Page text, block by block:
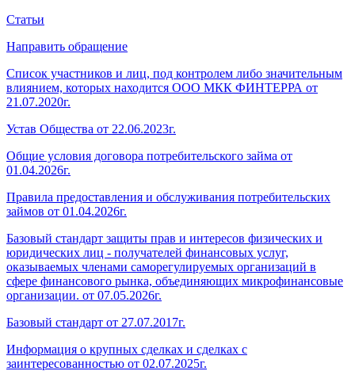
Статьи
Направить обращение
Список участников и лиц, под контролем либо значительным
влиянием, которых находится ООО МКК ФИНТЕРРА от
21.07.2020г.
Устав Общества от 22.06.2023г.
Общие условия договора потребительского займа от
01.04.2026г.
Правила предоставления и обслуживания потребительских
займов от 01.04.2026г.
Базовый стандарт защиты прав и интересов физических и
юридических лиц - получателей финансовых услуг,
оказываемых членами саморегулируемых организаций в
сфере финансового рынка, объединяющих микрофинансовые
организации. от 07.05.2026г.
Базовый стандарт от 27.07.2017г.
Информация о крупных сделках и сделках с
заинтересованностью от 02.07.2025г.